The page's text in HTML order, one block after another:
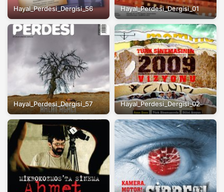
Hayal_Perdesi_Dergisi_56 Hayal_Perdesi_Dergisi_01
Hayal_Perdesi_Dergisi_57 Hayal_Perdesi_Dergisi_02